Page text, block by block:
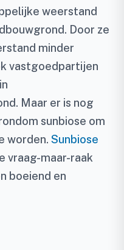
weerstand
Door ze
minder
vastgoedpartijen
Maar er is nog
sunbiose om
worden. Sunbiose
vraag-maar-raak
boeiend en